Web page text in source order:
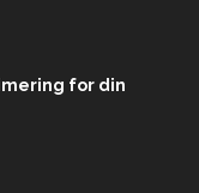
for din